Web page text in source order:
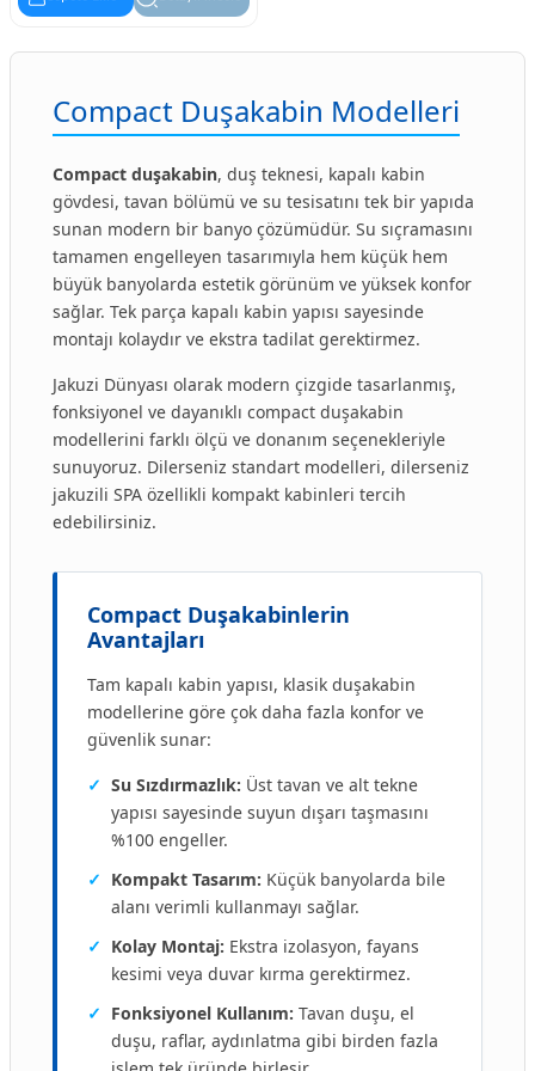
Compact Duşakabin Modelleri
Compact duşakabin, duş teknesi, kapalı kabin
gövdesi, tavan bölümü ve su tesisatını tek bir yapıda
sunan modern bir banyo çözümüdür. Su sıçramasını
tamamen engelleyen tasarımıyla hem küçük hem
büyük banyolarda estetik görünüm ve yüksek konfor
sağlar. Tek parça kapalı kabin yapısı sayesinde
montajı kolaydır ve ekstra tadilat gerektirmez.
Jakuzi Dünyası olarak modern çizgide tasarlanmış,
fonksiyonel ve dayanıklı compact duşakabin
modellerini farklı ölçü ve donanım seçenekleriyle
sunuyoruz. Dilerseniz standart modelleri, dilerseniz
jakuzili SPA özellikli kompakt kabinleri tercih
edebilirsiniz.
Compact Duşakabinlerin
Avantajları
Tam kapalı kabin yapısı, klasik duşakabin
modellerine göre çok daha fazla konfor ve
güvenlik sunar:
✓ Su Sızdırmazlık: Üst tavan ve alt tekne
yapısı sayesinde suyun dışarı taşmasını
%100 engeller.
✓ Kompakt Tasarım: Küçük banyolarda bile
alanı verimli kullanmayı sağlar.
✓ Kolay Montaj: Ekstra izolasyon, fayans
kesimi veya duvar kırma gerektirmez.
✓ Fonksiyonel Kullanım: Tavan duşu, el
duşu, raflar, aydınlatma gibi birden fazla